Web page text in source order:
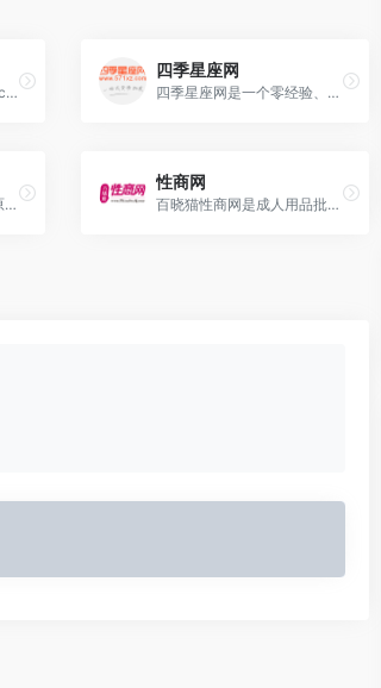
中国供应商（www.china.cn）国内优质的B2B网站，是中小企业老板推广的B2B平台，是百度爱采购官方合作平台。中国供应商一直秉承“推进诚信贸易、创建国际品牌”的宗旨，专注于为企业提供互联网推广服务。
四季星座网
四季星座网是一个零经验、零风险的、线下市场结合线上的专业网店货源批发网站，主打男女服装服饰等类目，成立于2008年，是杭州石谷网络科技有限公司旗下运营的网站。
华强电子网是电子元器件原材料采购垂直B2B网站，为全球ic芯片/电子元件/配件采购商、供应商、贸易商、制造商提供专业的服务
性商网
百晓猫性商网是成人用品批发B2B网站